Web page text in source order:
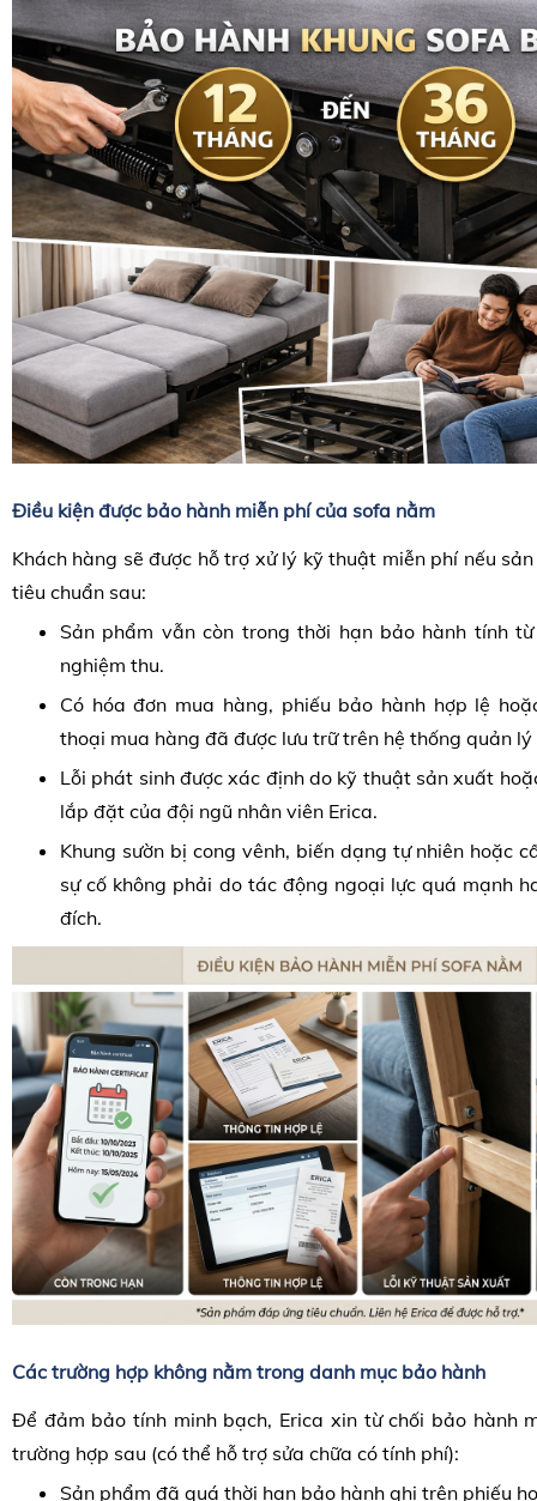
Điều kiện được bảo hành miễn phí của sofa nằm
Khách hàng sẽ được hỗ trợ xử lý kỹ thuật miễn phí nếu
tiêu chuẩn sau:
Sản phẩm vẫn còn trong thời hạn bảo hành tính
nghiệm thu.
Có hóa đơn mua hàng, phiếu bảo hành hợp lệ
thoại mua hàng đã được lưu trữ trên hệ thống quản lý
Lỗi phát sinh được xác định do kỹ thuật sản xuất
lắp đặt của đội ngũ nhân viên Erica.
Khung sườn bị cong vênh, biến dạng tự nhiên hoặc
sự cố không phải do tác động ngoại lực quá mạnh
đích.
Các trường hợp không nằm trong danh mục bảo hành
Để đảm bảo tính minh bạch, Erica xin từ chối bảo hành
trường hợp sau (có thể hỗ trợ sửa chữa có tính phí):
Sản phẩm đã quá thời hạn bảo hành ghi trên phiếu